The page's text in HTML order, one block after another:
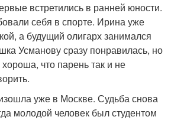
встретились в ранней юности.
себя в спорте. Ирина уже
а будущий олигарх занимался
Усманову сразу понравилась, но
что парень так и не
уже в Москве. Судьба снова
молодой человек был студентом